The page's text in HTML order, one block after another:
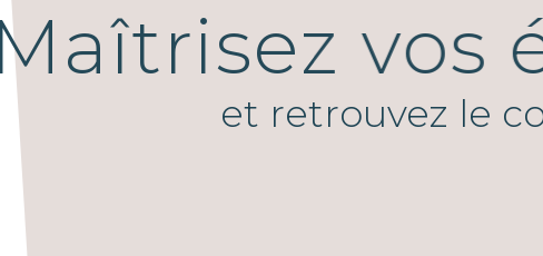
Maîtrisez vos
et retrouvez le